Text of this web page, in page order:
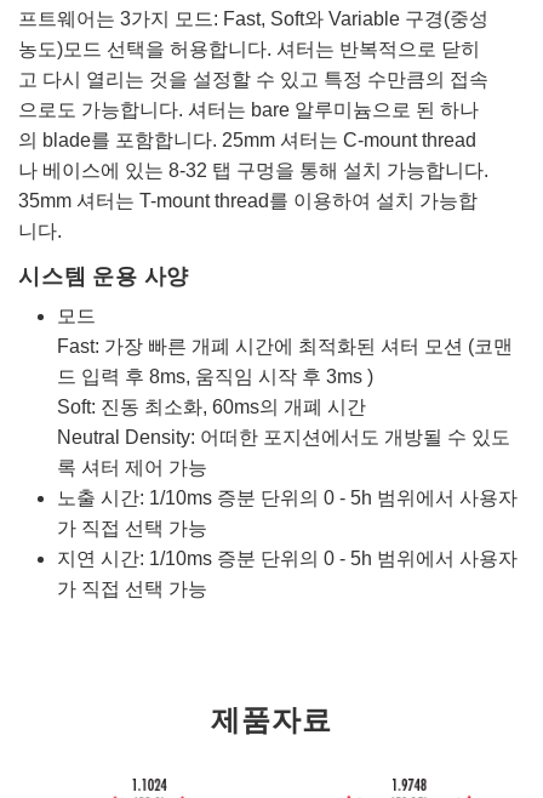
프트웨어는 3가지 모드: Fast, Soft와 Variable 구경(중성
농도)모드 선택을 허용합니다. 셔터는 반복적으로 닫히
고 다시 열리는 것을 설정할 수 있고 특정 수만큼의 접속
으로도 가능합니다. 셔터는 bare 알루미늄으로 된 하나
의 blade를 포함합니다. 25mm 셔터는 C-mount thread
나 베이스에 있는 8-32 탭 구멍을 통해 설치 가능합니다.
35mm 셔터는 T-mount thread를 이용하여 설치 가능합
니다.
시스템 운용 사양
모드
Fast: 가장 빠른 개폐 시간에 최적화된 셔터 모션 (코맨
드 입력 후 8ms, 움직임 시작 후 3ms )
Soft: 진동 최소화, 60ms의 개폐 시간
Neutral Density: 어떠한 포지션에서도 개방될 수 있도
록 셔터 제어 가능
노출 시간: 1/10ms 증분 단위의 0 - 5h 범위에서 사용자
가 직접 선택 가능
지연 시간: 1/10ms 증분 단위의 0 - 5h​ 범위에서 사용자
가 직접 선택 가능
제품자료